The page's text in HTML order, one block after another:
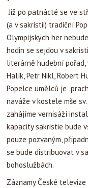
Již po patnácté se ve
(a v sakristii) tradiční
Olympijských her
hodin se sejdou v
literárně hudební pořad,
Halík, Petr Nikl, Robert
Popelce umělců je
naváže v kostele mše
zahájíme vernisáží
kapacity sakristie bude
pouze pozvaným,
se bude distribuovat v
bohoslužbách.
Záznamy České